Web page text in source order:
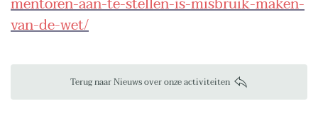
van-de-wet/
Terug naar Nieuws over onze activiteiten